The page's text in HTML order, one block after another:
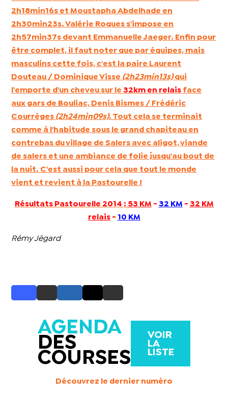
2h18min16s etMoustapha Abdelhade en
2h30min23s.Valérie Roques s'impose en
2h57min37s devant Emmanuelle Jaeger. Enfin pour
être complet, il faut noter que par équipes, mais
masculins cette fois, c'est la paire Laurent
Douteau / Dominique Visse (2h23min13s)qui
l'emporte d'un cheveu sur le32km en relais face
aux gars de Bouliac, Denis Bismes / Frédéric
Courrèges (2h24min09s). Tout cela se terminait
comme à l'habitude sous le grand chapiteau en
contrebas du village de Salers avec aligot, viande
de salers et une ambiance de folie jusqu'au bout de
la nuit. C'est aussi pour cela que tout le monde
vient et revient à la Pastourelle !
Résultats Pastourelle 2014 : 53 KM - 32 KM - 32 KM
relais- 10 KM
Rémy Jégard
AGENDA
DES
COURSES
VOIR
LA
LISTE
Découvrez le dernier numéro